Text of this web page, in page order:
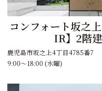
コンフォート坂之
IR】2階
鹿児島市坂之上4丁目4785番7
9:00～18:00 (水曜)